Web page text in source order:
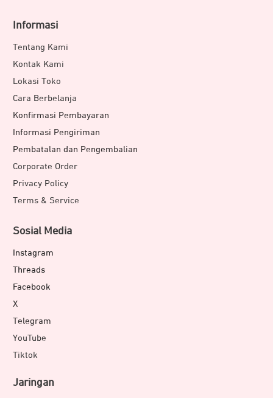
Informasi
Tentang Kami
Kontak Kami
Lokasi Toko
Cara Berbelanja
Konfirmasi Pembayaran
Informasi Pengiriman
Pembatalan dan Pengembalian
Corporate Order
Privacy Policy
Terms & Service
Sosial Media
Instagram
Threads
Facebook
X
Telegram
YouTube
Tiktok
Jaringan